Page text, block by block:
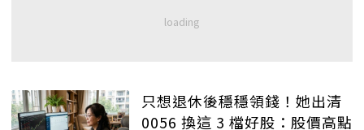
只想退休後穩穩領錢！她出清
0056 換這 3 檔好股：股價高點